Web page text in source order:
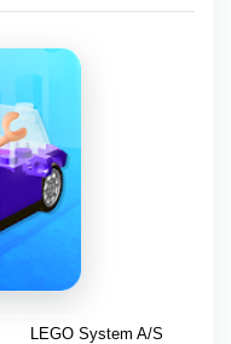
LEGO System A/S